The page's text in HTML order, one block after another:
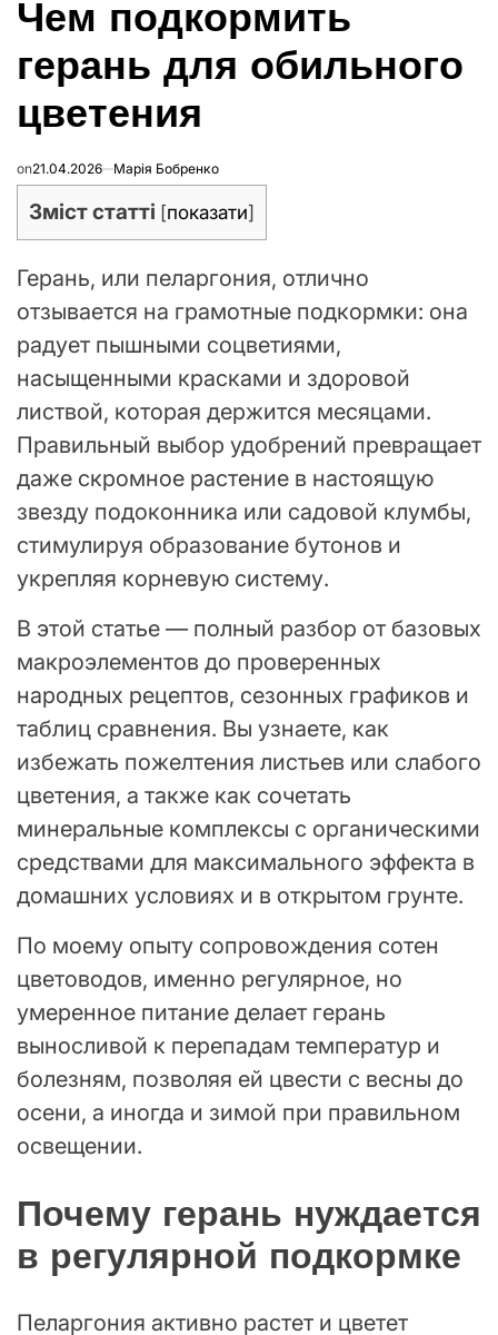
Чем подкормить
герань для обильного
цветения
on21.04.2026 Марія Бобренко
Зміст статті [показати]
Герань, или пеларгония, отлично
отзывается на грамотные подкормки: она
радует пышными соцветиями,
насыщенными красками и здоровой
листвой, которая держится месяцами.
Правильный выбор удобрений превращает
даже скромное растение в настоящую
звезду подоконника или садовой клумбы,
стимулируя образование бутонов и
укрепляя корневую систему.
В этой статье — полный разбор от базовых
макроэлементов до проверенных
народных рецептов, сезонных графиков и
таблиц сравнения. Вы узнаете, как
избежать пожелтения листьев или слабого
цветения, а также как сочетать
минеральные комплексы с органическими
средствами для максимального эффекта в
домашних условиях и в открытом грунте.
По моему опыту сопровождения сотен
цветоводов, именно регулярное, но
умеренное питание делает герань
выносливой к перепадам температур и
болезням, позволяя ей цвести с весны до
осени, а иногда и зимой при правильном
освещении.
Почему герань нуждается
в регулярной подкормке
Пеларгония активно растет и цветет